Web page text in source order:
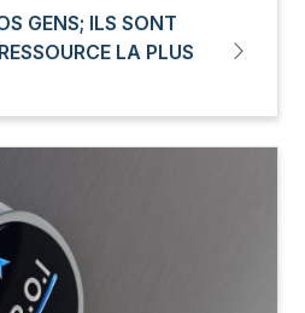
GENS; ILS SONT
LA PLUS